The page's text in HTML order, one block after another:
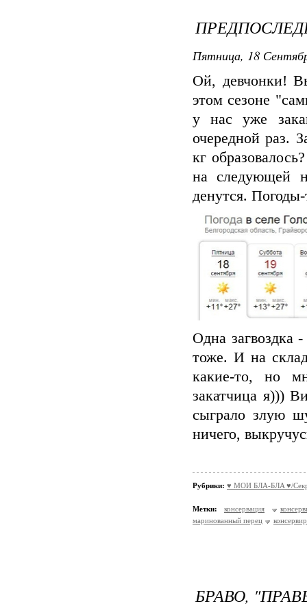
Пятница, 18
Ой, девчонки!
этом сезоне
у нас уже
очередной раз.
кг
на следующей
денутся.
Одна загвоздка
тоже. И на
какие-то, но
закатчица я)))
сыграло злую
ничего,
Рубрики: ♥ МОИ БЛA-БЛA ♥/
Метки: консервация
маринованный перец
БРАВО,